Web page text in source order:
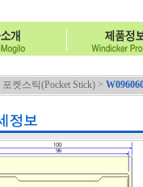
포켓스틱(Pocket Stick) >